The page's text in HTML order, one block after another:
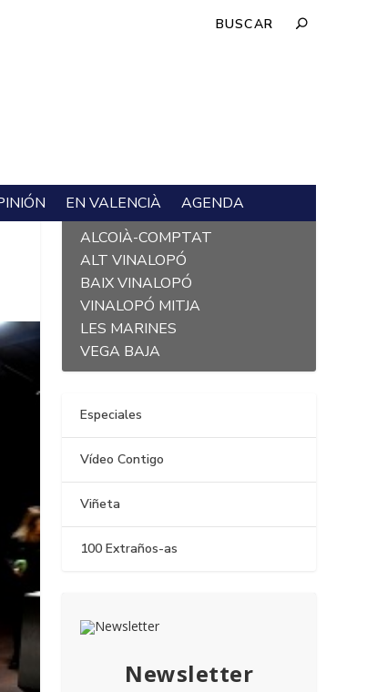
EN VALENCIÀ AGENDA
L´ALACANTÍ
ALCOIÀ-COMPTAT
ALT VINALOPÓ
BAIX VINALOPÓ
VINALOPÓ MITJA
LES MARINES
VEGA BAJA
Especiales
Vídeo Contigo
Viñeta
100 Extraños-as
Newsletter